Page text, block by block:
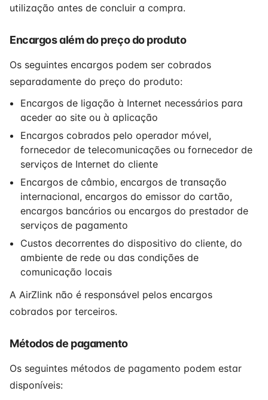
utilização antes de concluir a compra.
Encargos além do preço do produto
Os seguintes encargos podem ser cobrados
separadamente do preço do produto:
Encargos de ligação à Internet necessários para
aceder ao site ou à aplicação
Encargos cobrados pelo operador móvel,
fornecedor de telecomunicações ou fornecedor de
serviços de Internet do cliente
Encargos de câmbio, encargos de transação
internacional, encargos do emissor do cartão,
encargos bancários ou encargos do prestador de
serviços de pagamento
Custos decorrentes do dispositivo do cliente, do
ambiente de rede ou das condições de
comunicação locais
A AirZlink não é responsável pelos encargos
cobrados por terceiros.
Métodos de pagamento
Os seguintes métodos de pagamento podem estar
disponíveis: